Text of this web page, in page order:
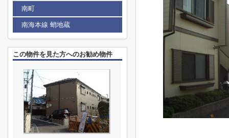
南町
南海本線 蛸地蔵
この物件を見た方へのお勧め物件